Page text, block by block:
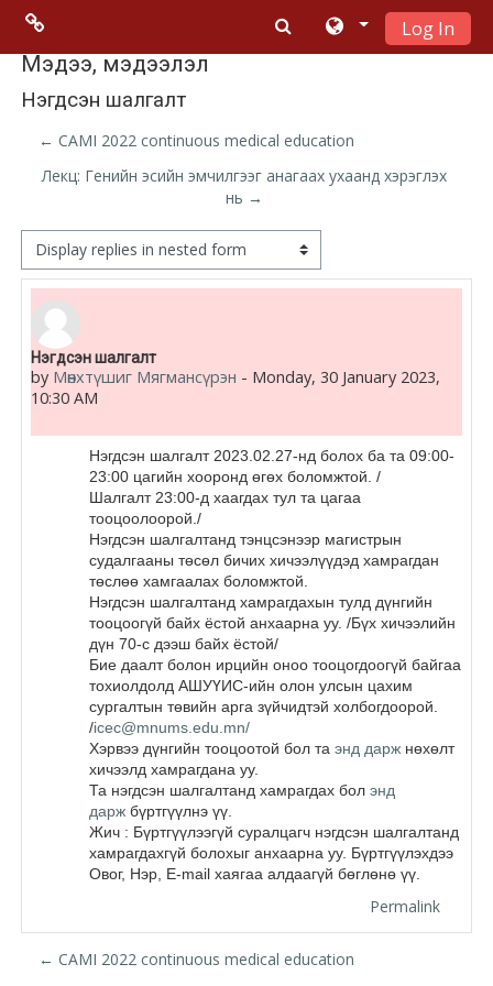
Menu 2
Moodle
community
free support
Moodle
development
Moodle
Moodle.com
жишээ 2
Moodle
community
Moodle
free support
Moodle
Moodle
Log In
Мэдээ, мэдээлэл
Нэгдсэн шалгалт
← CAMI 2022 continuous medical education
Лекц: Генийн эсийн эмчилгээг анагаах ухаанд хэрэглэх
нь →
Display mode
Нэгдсэн шалгалт
by Мөнхтүшиг Мягмансүрэн - Monday, 30 January 2023,
10:30 AM
Number of replies: 0
Нэгдсэн шалгалт2023.02.27-нд болох ба та 09:00-
23:00 цагийн хооронд өгөх боломжтой. /
Шалгалт23:00-д хаагдах тул та цагаа
тооцоолоорой./
Нэгдсэн шалгалтанд тэнцсэнээр магистрын
судалгааны төсөл бичих хичээлүүдэд хамрагдан
төслөө хамгаалах боломжтой.
Нэгдсэн шалгалтанд хамрагдахын тулд дүнгийн
тооцоогүй байх ёстой анхаарна уу. /Бүх хичээлийн
дүн 70-с дээш байх ёстой/
Бие даалт болон ирцийн оноо тооцогдоогүй байгаа
тохиолдолд АШУҮИС-ийн олон улсын цахим
сургалтын төвийн арга зүйчидтэй холбогдоорой.
/icec@mnums.edu.mn/
Хэрвээ дүнгийн тооцоотой бол та энд даржнөхөлт
хичээлд хамрагдана уу.
Та нэгдсэн шалгалтанд хамрагдах бол энд
даржбүртгүүлнэ үү.
Жич : Бүртгүүлээгүй суралцагч нэгдсэн шалгалтанд
хамрагдахгүй болохыг анхаарна уу. Бүртгүүлэхдээ
Овог, Нэр, E-mail хаягаа алдаагүй бөглөнө үү.
Permalink
← CAMI 2022 continuous medical education